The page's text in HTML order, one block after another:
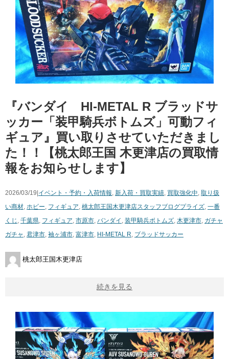
『バンダイ HI-METAL R ブラッドサ
ッカー「装甲騎兵ボトムズ」可動フィ
ギュア』買い取りさせていただきまし
た！！【桃太郎王国 木更津店の買取情
報をお知らせします】
2026/03/19| イベント・予約・入荷情報, 新入荷・買取実績, 買取強化中, 取り扱
い商材, ホビー, フィギュア, 桃太郎王国木更津店スタッフブログプライズ, 一番
くじ , 千葉県, フィギュア, 市原市, バンダイ , 装甲騎兵ボトムズ, 木更津市, ガチャ
ガチャ , 君津市, 袖ヶ浦市, 富津市, HI-METAL R, ブラッドサッカー
桃太郎王国木更津店
続きを見る